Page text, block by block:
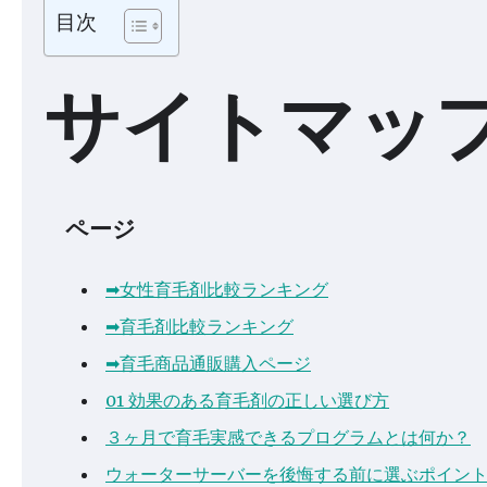
目次
サイトマッ
ページ
➡女性育毛剤比較ランキング
➡育毛剤比較ランキング
➡育毛商品通販購入ページ
01 効果のある育毛剤の正しい選び方
３ヶ月で育毛実感できるプログラムとは何か？
ウォーターサーバーを後悔する前に選ぶポイン